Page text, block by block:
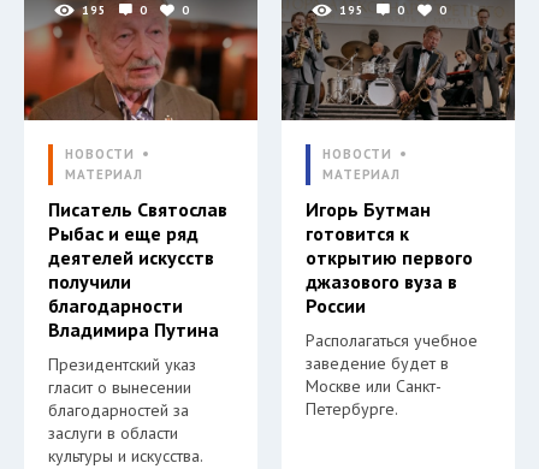
195 0 0
НОВОСТИ
МАТЕРИАЛ
Писатель Святослав
Рыбас и еще ряд
деятелей искусств
получили
благодарности
Владимира Путина
Президентский указ
гласит о вынесении
благодарностей за
заслуги в области
культуры и искусства.
195 0 0
НОВОСТИ
МАТЕРИАЛ
Игорь Бутман
готовится к
открытию первого
джазового вуза в
России
Располагаться учебное
заведение будет в
Москве или Санкт-
Петербурге.